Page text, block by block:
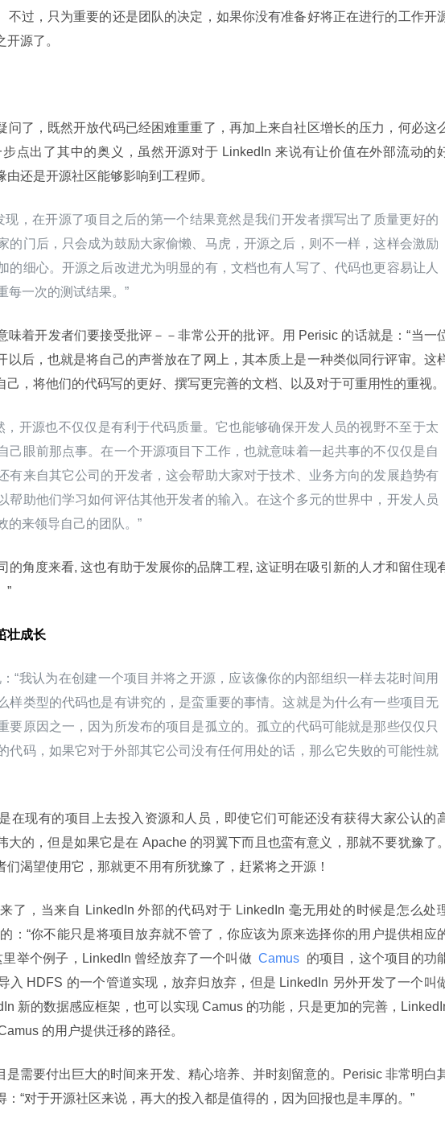
不过，只为重要的还是团队的决定，如果你没有准备好将正在进行的工作开
源了。
问了，既然开放代码已经困难重重了，再加上来自社区增长的压力，何必这
点出了其中的奥义，虽然开源对于 LinkedIn 来说有让价值在外部流动的
还是开源社区能够影响到工程师。
现，在开源了项目之后的第一个结果竟然是我们开发者撰写出了质量更好的
的门后，只会成为鼓励大家偷懒、马虎，开源之后，则不一样，这样会激励
的细心。开源之后改进尤为明显的有，文档也有人写了、代码也更容易让人
每一次的测试结果。”
味着开发者们要接受批评－－非常公开的批评。用 Perisic 的话就是：“当一
以后，也就是将自己的声誉放在了网上，其本质上是一种类似同行评审。这
己，将他们的代码写的更好、撰写更完善的文档、以及对于可重用性的重视。
，开源也不仅仅是有利于代码质量。它也能够确保开发人员的视野不至于太
己眼前那点事。在一个开源项目下工作，也就意味着一起共事的不仅仅是自
有来自其它公司的开发者，这会帮助大家对于技术、业务方向的发展趋势有
帮助他们学习如何评估其他开发者的输入。在这个多元的世界中，开发人员
的来领导自己的团队。”
的角度来看, 这也有助于发展你的品牌工程, 这证明在吸引新的人才和留住现
”
壮成长
“我认为在创建一个项目并将之开源，应该像你的内部组织一样去花时间用
样类型的代码也是有讲究的，是蛮重要的事情。这就是为什么有一些项目无
要原因之一，因为所发布的项目是孤立的。孤立的代码可能就是那些仅仅只
代码，如果它对于外部其它公司没有任何用处的话，那么它失败的可能性就
在现有的项目上去投入资源和人员，即使它们可能还没有获得大家公认的
大的，但是如果它是在 Apache 的羽翼下而且也蛮有意义，那就不要犹豫了。
们渴望使用它，那就更不用有所犹豫了，赶紧将之开源！
了，当来自 LinkedIn 外部的代码对于 LinkedIn 毫无用处的时候是怎么处
：“你不能只是将项目放弃就不管了，你应该为原来选择你的用户提供相应
里举个例子，LinkedIn 曾经放弃了一个叫做 Camus 的项目，这个项目的功
入 HDFS 的一个管道实现，放弃归放弃，但是 LinkedIn 另外开发了一个叫
新的数据感应框架，也可以实现 Camus 的功能，只是更加的完善，
的用户提供迁移的路径。
是需要付出巨大的时间来开发、精心培养、并时刻留意的。Perisic 非常明白
：“对于开源社区来说，再大的投入都是值得的，因为回报也是丰厚的。”